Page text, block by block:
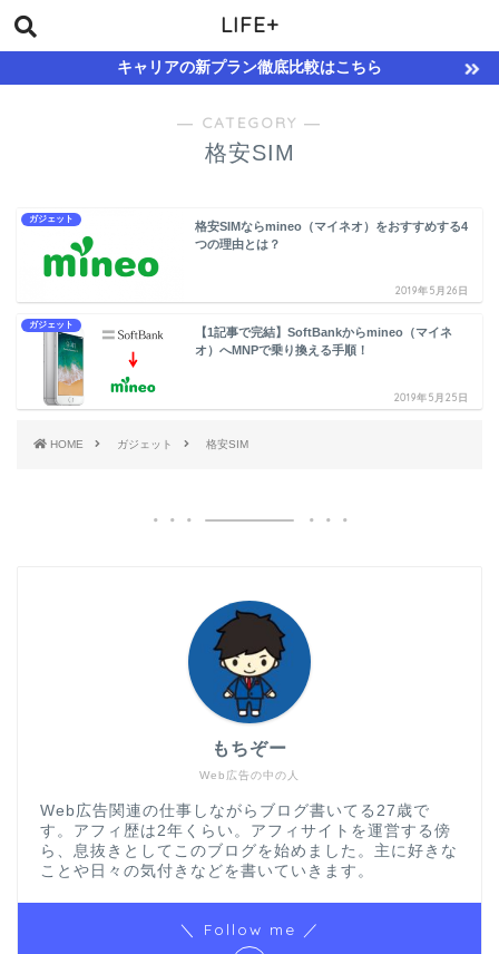
LIFE+
キャリアの新プラン徹底比較はこちら
― CATEGORY ―
格安SIM
ガジェット
格安SIMならmineo（マイネオ）をおすすめする4
つの理由とは？
2019年5月26日
ガジェット
【1記事で完結】SoftBankからmineo（マイネ
オ）へMNPで乗り換える手順！
2019年5月25日
HOME ガジェット 格安SIM
Web広告の中の人
もちぞー
Web広告関連の仕事しながらブログ書いてる27歳で
す。アフィ歴は2年くらい。アフィサイトを運営する傍
ら、息抜きとしてこのブログを始めました。主に好きな
ことや日々の気付きなどを書いていきます。
＼ Follow me ／